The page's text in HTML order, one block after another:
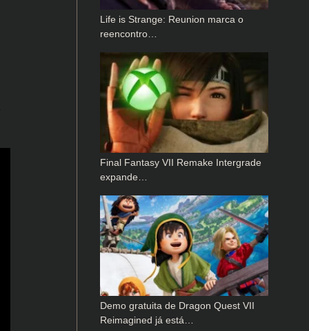
Life is Strange: Reunion marca o
reencontro…
Final Fantasy VII Remake Intergrade
expande…
Demo gratuita de Dragon Quest VII
Reimagined já está…